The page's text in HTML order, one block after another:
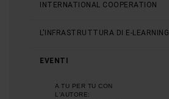
INTERNATIONAL COOPERATION
L'INFRASTRUTTURA DI E-LEARNING
EVENTI
A TU PER TU CON
L'AUTORE: